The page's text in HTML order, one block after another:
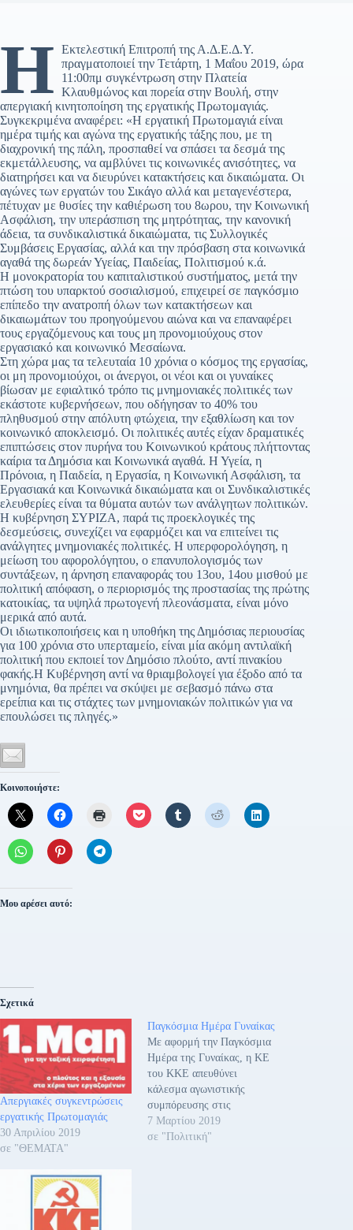
Η Εκτελεστική Επιτροπή της Α.Δ.Ε.Δ.Υ.
πραγματοποιεί την Τετάρτη, 1 Μαΐου 2019, ώρα
11:00πμ συγκέντρωση στην Πλατεία
Κλαυθμώνος και πορεία στην Βουλή, στην
απεργιακή κινητοποίηση της εργατικής Πρωτομαγιάς.
Συγκεκριμένα αναφέρει: «Η εργατική Πρωτομαγιά είναι
ημέρα τιμής και αγώνα της εργατικής τάξης που, με τη
διαχρονική της πάλη, προσπαθεί να σπάσει τα δεσμά της
εκμετάλλευσης, να αμβλύνει τις κοινωνικές ανισότητες, να
διατηρήσει και να διευρύνει κατακτήσεις και δικαιώματα. Οι
αγώνες των εργατών του Σικάγο αλλά και μεταγενέστερα,
πέτυχαν με θυσίες την καθιέρωση του 8ωρου, την Κοινωνική
Ασφάλιση, την υπεράσπιση της μητρότητας, την κανονική
άδεια, τα συνδικαλιστικά δικαιώματα, τις Συλλογικές
Συμβάσεις Εργασίας, αλλά και την πρόσβαση στα κοινωνικά
αγαθά της δωρεάν Υγείας, Παιδείας, Πολιτισμού κ.ά.
Η μονοκρατορία του καπιταλιστικού συστήματος, μετά την
πτώση του υπαρκτού σοσιαλισμού, επιχειρεί σε παγκόσμιο
επίπεδο την ανατροπή όλων των κατακτήσεων και
δικαιωμάτων του προηγούμενου αιώνα και να επαναφέρει
τους εργαζόμενους και τους μη προνομιούχους στον
εργασιακό και κοινωνικό Μεσαίωνα.
Στη χώρα μας τα τελευταία 10 χρόνια ο κόσμος της εργασίας,
οι μη προνομιούχοι, οι άνεργοι, οι νέοι και οι γυναίκες
βίωσαν με εφιαλτικό τρόπο τις μνημονιακές πολιτικές των
εκάστοτε κυβερνήσεων, που οδήγησαν το 40% του
πληθυσμού στην απόλυτη φτώχεια, την εξαθλίωση και τον
κοινωνικό αποκλεισμό. Οι πολιτικές αυτές είχαν δραματικές
επιπτώσεις στον πυρήνα του Κοινωνικού κράτους πλήττοντας
καίρια τα Δημόσια και Κοινωνικά αγαθά. Η Υγεία, η
Πρόνοια, η Παιδεία, η Εργασία, η Κοινωνική Ασφάλιση, τα
Εργασιακά και Κοινωνικά δικαιώματα και οι Συνδικαλιστικές
ελευθερίες είναι τα θύματα αυτών των ανάλγητων πολιτικών.
Η κυβέρνηση ΣΥΡΙΖΑ, παρά τις προεκλογικές της
δεσμεύσεις, συνεχίζει να εφαρμόζει και να επιτείνει τις
ανάλγητες μνημονιακές πολιτικές. Η υπερφορολόγηση, η
μείωση του αφορολόγητου, ο επανυπολογισμός των
συντάξεων, η άρνηση επαναφοράς του 13ου, 14ου μισθού με
πολιτική απόφαση, ο περιορισμός της προστασίας της πρώτης
κατοικίας, τα υψηλά πρωτογενή πλεονάσματα, είναι μόνο
μερικά από αυτά.
Οι ιδιωτικοποιήσεις και η υποθήκη της Δημόσιας περιουσίας
για 100 χρόνια στο υπερταμείο, είναι μία ακόμη αντιλαϊκή
πολιτική που εκποιεί τον Δημόσιο πλούτο, αντί πινακίου
φακής.Η Κυβέρνηση αντί να θριαμβολογεί για έξοδο από τα
μνημόνια, θα πρέπει να σκύψει με σεβασμό πάνω στα
ερείπια και τις στάχτες των μνημονιακών πολιτικών για να
επουλώσει τις πληγές.»
Κοινοποιήστε:
Μου αρέσει αυτό:
Σχετικά
Απεργιακές συγκεντρώσεις
εργατικής Πρωτομαγιάς
30 Απριλίου 2019
σε "ΘΕΜΑΤΑ"
Παγκόσμια Ημέρα Γυναίκας
Με αφορμή την Παγκόσμια
Ημέρα της Γυναίκας, η ΚΕ
του ΚΚΕ απευθύνει
κάλεσμα αγωνιστικής
συμπόρευσης στις
εργαζόμενες στο δημόσιο ή
ιδιωτικό τομέα, στις
7 Μαρτίου 2019
σε "Πολιτική"